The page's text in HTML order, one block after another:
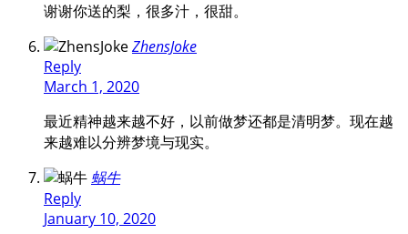
谢谢你送的梨，很多汁，很甜。
ZhensJoke
Reply
March 1, 2020
最近精神越来越不好，以前做梦还都是清明梦。现在越
来越难以分辨梦境与现实。
蜗牛
Reply
January 10, 2020